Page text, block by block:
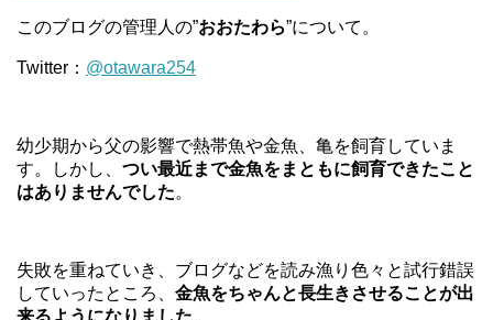
このブログの管理人の”おおたわら”について。
Twitter： @otawara254
幼少期から父の影響で熱帯魚や金魚、亀を飼育していま
す。しかし、 つい最近まで金魚をまともに飼育できたこと
はありませんでした。
失敗を重ねていき、ブログなどを読み漁り色々と試行錯誤
していったところ、 金魚をちゃんと長生きさせることが出